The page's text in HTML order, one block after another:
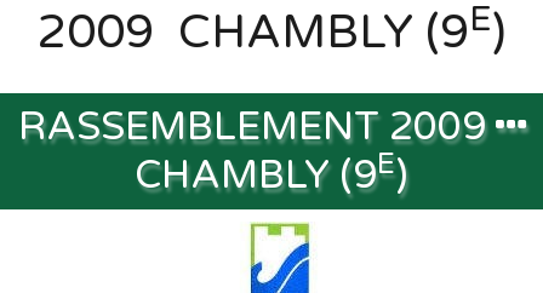
Membres▼
Généalogie ▼
Souvenirs
2009 CHAMBLY (9E)
RASSEMBLEMENT 2009
CHAMBLY (9E)